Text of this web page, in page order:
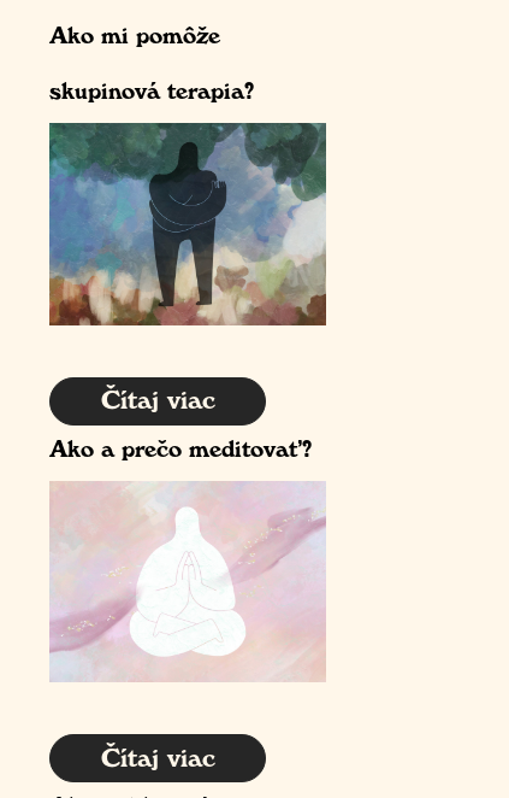
Ako mi pomôže
skupinová terapia?
Čítaj viac
Ako a prečo meditovať?
Čítaj viac